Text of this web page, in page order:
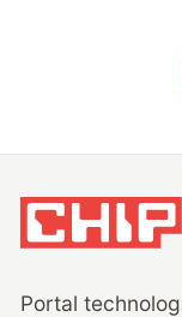
Portal